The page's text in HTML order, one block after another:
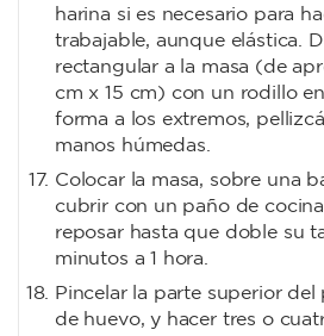
harina si es necesario para
trabajable, aunque elástica.
rectangular a la masa (de
cm x 15 cm) con un rodillo
forma a los extremos,
manos húmedas.
Colocar la masa, sobre una
cubrir con un paño de
reposar hasta que doble su
minutos a 1 hora.
Pincelar la parte superior del
de huevo, y hacer tres o